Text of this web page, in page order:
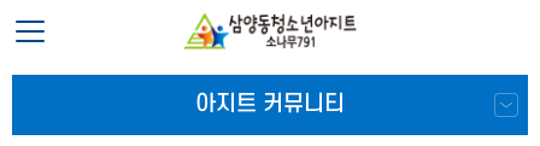
아지트 커뮤니티